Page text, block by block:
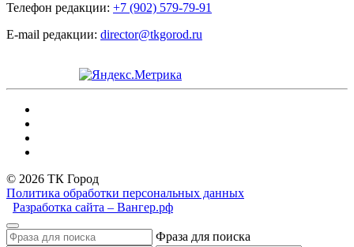
Телефон редакции: +7 (902) 579-79-91
E-mail редакции: director@tkgorod.ru
© 2026 ТК Город
Политика обработки персональных данных
Разработка сайта – Вангер.рф
Фраза для поиска